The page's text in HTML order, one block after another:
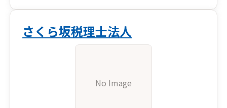
さくら坂税理士法人
No Image